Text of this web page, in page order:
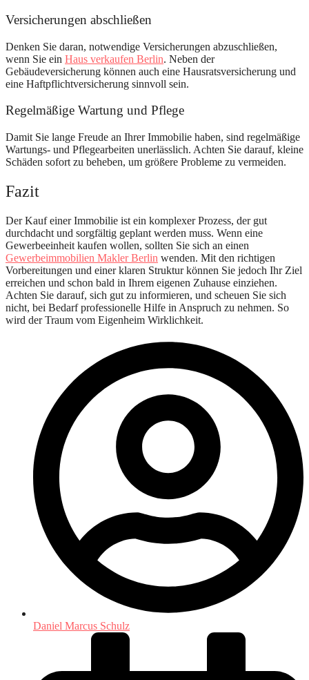
Versicherungen abschließen
Denken Sie daran, notwendige Versicherungen abzuschließen,
wenn Sie ein Haus verkaufen Berlin. Neben der
Gebäudeversicherung können auch eine Hausratsversicherung und
eine Haftpflichtversicherung sinnvoll sein.
Regelmäßige Wartung und Pflege
Damit Sie lange Freude an Ihrer Immobilie haben, sind regelmäßige
Wartungs- und Pflegearbeiten unerlässlich. Achten Sie darauf, kleine
Schäden sofort zu beheben, um größere Probleme zu vermeiden.
Fazit
Der Kauf einer Immobilie ist ein komplexer Prozess, der gut
durchdacht und sorgfältig geplant werden muss. Wenn eine
Gewerbeeinheit kaufen wollen, sollten Sie sich an einen
Gewerbeimmobilien Makler Berlin wenden. Mit den richtigen
Vorbereitungen und einer klaren Struktur können Sie jedoch Ihr Ziel
erreichen und schon bald in Ihrem eigenen Zuhause einziehen.
Achten Sie darauf, sich gut zu informieren, und scheuen Sie sich
nicht, bei Bedarf professionelle Hilfe in Anspruch zu nehmen. So
wird der Traum vom Eigenheim Wirklichkeit.
Daniel Marcus Schulz